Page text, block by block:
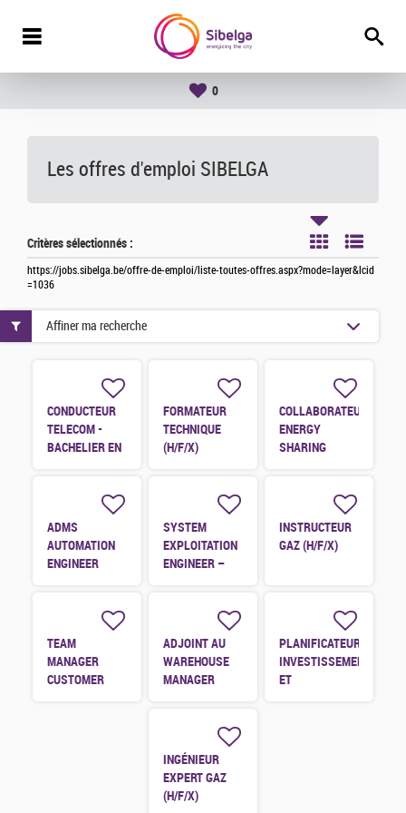
0
Les offres d'emploi SIBELGA
Critères sélectionnés :
https://jobs.sibelga.be/offre-de-emploi/liste-toutes-offres.aspx?mode=layer&lcid
=1036
CONDUCTEUR
TELECOM -
BACHELIER EN
FORMATEUR
TECHNIQUE
(H/F/X)
COLLABORATEUR
ENERGY
SHARING
ADMS
AUTOMATION
ENGINEER
SYSTEM
EXPLOITATION
ENGINEER –
INSTRUCTEUR
GAZ (H/F/X)
TEAM
MANAGER
CUSTOMER
ADJOINT AU
WAREHOUSE
MANAGER
PLANIFICATEUR
INVESTISSEMENT
ET
INGÉNIEUR
EXPERT GAZ
(H/F/X)
Affiner ma recherche